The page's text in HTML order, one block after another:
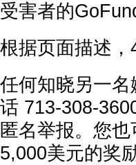
受害者的
根据页面描述
任何知晓另一
话 713-308-
匿名举报。您
5,000美元的奖励